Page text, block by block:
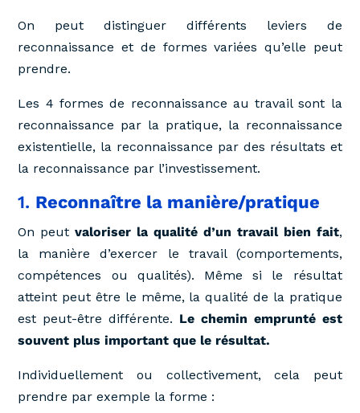
On peut distinguer différents leviers de
reconnaissance et de formes variées qu’elle peut
prendre.
Les 4 formes de reconnaissance au travail sont la
reconnaissance par la pratique, la reconnaissance
existentielle, la reconnaissance par des résultats et
la reconnaissance par l’investissement.
1. Reconnaître la manière/pratique
On peutvaloriser la qualité d’un travail bien fait,
la manière d’exercer le travail (comportements,
compétences ou qualités). Même si le résultat
atteint peut être le même, la qualité de la pratique
est peut-être différente. Le chemin emprunté est
souvent plus important que le résultat.
Individuellement ou collectivement, cela peut
prendre par exemple la forme :